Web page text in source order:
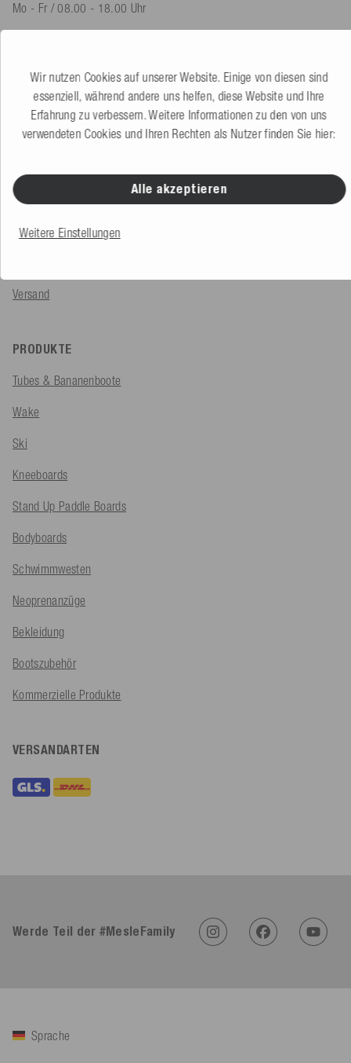
Mo - Fr / 08.00 - 18.00 Uhr
Produktberatung
+49 (0) 7424 60213 60
Kundenservice
+49 (0) 7424 60213 50
Zum Kontaktformular
SERVICE & INFOS
Bestellung
Versand
PRODUKTE
Tubes & Bananenboote
Wake
Ski
Kneeboards
Stand Up Paddle Boards
Bodyboards
Schwimmwesten
Neoprenanzüge
Bekleidung
Bootszubehör
Kommerzielle Produkte
VERSANDARTEN
Werde Teil der #MesleFamily
Sprache
Wir nutzen Cookies auf unserer Website. Einige von diesen sind
essenziell, während andere uns helfen, diese Website und Ihre
Erfahrung zu verbessern. Weitere Informationen zu den von uns
verwendeten Cookies und Ihren Rechten als Nutzer finden Sie hier:
Alle akzeptieren
Weitere Einstellungen